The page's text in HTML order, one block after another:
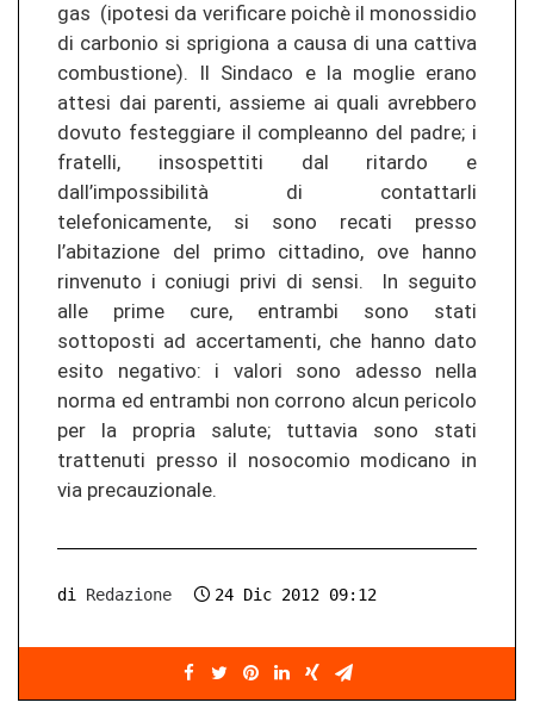
gas (ipotesi da verificare poichè il monossidio
di carbonio si sprigiona a causa di una cattiva
combustione). Il Sindaco e la moglie erano
attesi dai parenti, assieme ai quali avrebbero
dovuto festeggiare il compleanno del padre; i
fratelli, insospettiti dal ritardo e
dall’impossibilità di contattarli
telefonicamente, si sono recati presso
l’abitazione del primo cittadino, ove hanno
rinvenuto i coniugi privi di sensi. In seguito
alle prime cure, entrambi sono stati
sottoposti ad accertamenti, che hanno dato
esito negativo: i valori sono adesso nella
norma ed entrambi non corrono alcun pericolo
per la propria salute; tuttavia sono stati
trattenuti presso il nosocomio modicano in
via precauzionale.
di Redazione 24 Dic 2012 09:12